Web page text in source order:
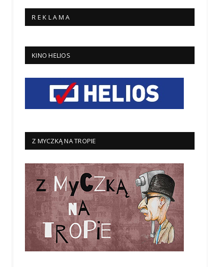
R E K L A M A
KINO HELIOS
Z MYCZKĄ NA TROPIE